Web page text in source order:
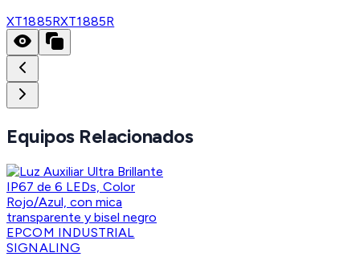
XT1885RXT1885R
Equipos Relacionados
EPCOM INDUSTRIAL
SIGNALING